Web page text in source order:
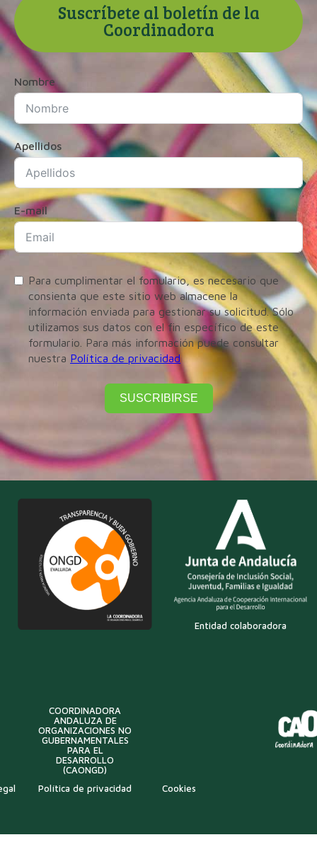
Suscríbete al boletín de la
Coordinadora
Nombre
Apellidos
E-mail
Para cumplimentar el fomulario, es necesario que
consienta que este sitio web almacene la
información enviada para gestionar su solicitud. Sólo
utilizamos sus datos con el fin específico de este
formulario. Para más información puede consultar
nuestra Política de privacidad
SUSCRIBIRSE
Entidad colaboradora
COORDINADORA
ANDALUZA DE
ORGANIZACIONES NO
GUBERNAMENTALES
PARA EL
DESARROLLO
(CAONGD)
Política de privacidad Cookies